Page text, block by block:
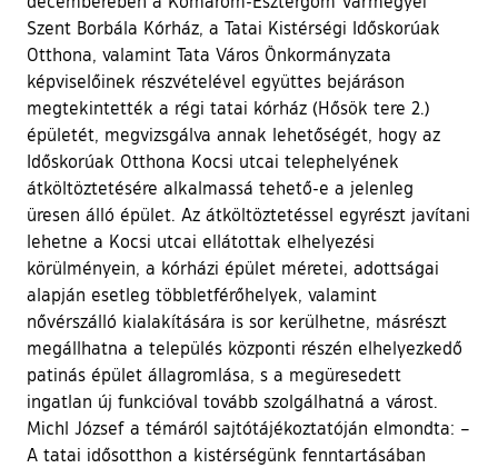
Szent Borbála Kórház, a Tatai Kistérségi Időskorúak
Otthona, valamint Tata Város Önkormányzata
képviselőinek részvételével együttes bejáráson
megtekintették a régi tatai kórház (Hősök tere 2.)
épületét, megvizsgálva annak lehetőségét, hogy az
Időskorúak Otthona Kocsi utcai telephelyének
átköltöztetésére alkalmassá tehető-e a jelenleg
üresen álló épület. Az átköltöztetéssel egyrészt javítani
lehetne a Kocsi utcai ellátottak elhelyezési
körülményein, a kórházi épület méretei, adottságai
alapján esetleg többletférőhelyek, valamint
nővérszálló kialakítására is sor kerülhetne, másrészt
megállhatna a település központi részén elhelyezkedő
patinás épület állagromlása, s a megüresedett
ingatlan új funkcióval tovább szolgálhatná a várost.
Michl József a témáról sajtótájékoztatóján elmondta: –
A tatai idősotthon a kistérségünk fenntartásában